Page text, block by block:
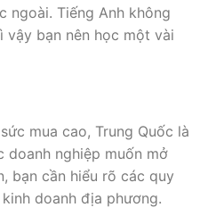
ngoài. Tiếng Anh không
vậy bạn nên học một vài
mua cao, Trung Quốc là
nghiệp muốn mở
bạn cần hiểu rõ các quy
doanh địa phương.